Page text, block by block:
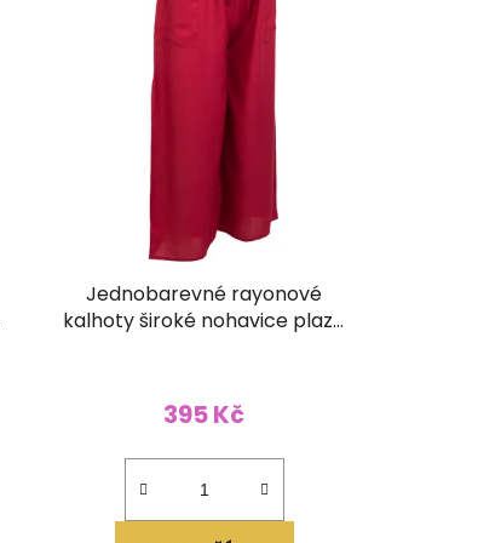
Jednobarevné rayonové
kalhoty široké nohavice plazo
395 Kč